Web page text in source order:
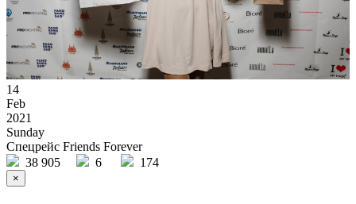
14
Feb
2021
Sunday
Спецрейс Friends Forever
38 905
6 174
×